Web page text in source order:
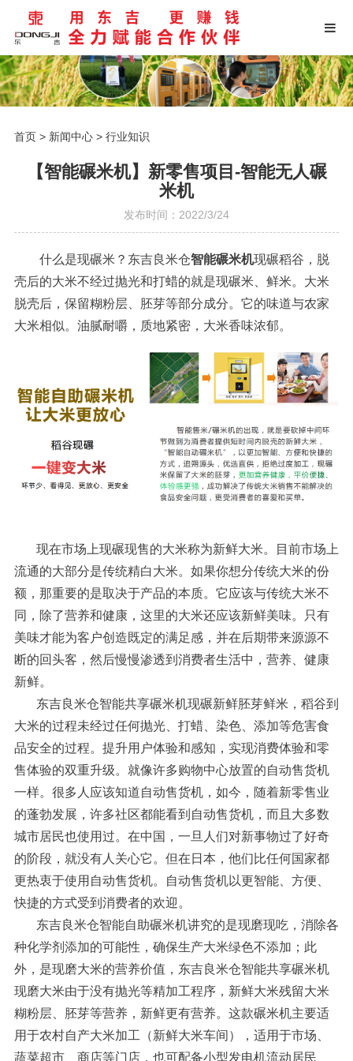
首页> 新闻中心> 行业知识
【智能碾米机】新零售项目-智能无人碾
米机
发布时间：2022/3/24
什么是现碾米？东吉良米仓智能碾米机现碾稻谷，脱
壳后的大米不经过抛光和打蜡的就是现碾米、鲜米。大米
脱壳后，保留糊粉层、胚芽等部分成分。它的味道与农家
大米相似。油腻耐嚼，质地紧密，大米香味浓郁。
现在市场上现碾现售的大米称为新鲜大米。目前市场上
流通的大部分是传统精白大米。如果你想分传统大米的份
额，那重要的是取决于产品的本质。它应该与传统大米不
同，除了营养和健康，这里的大米还应该新鲜美味。只有
美味才能为客户创造既定的满足感，并在后期带来源源不
断的回头客，然后慢慢渗透到消费者生活中，营养、健康
新鲜。
东吉良米仓智能共享碾米机现碾新鲜胚芽鲜米，稻谷到
大米的过程未经过任何抛光、打蜡、染色、添加等危害食
品安全的过程。提升用户体验和感知，实现消费体验和零
售体验的双重升级。就像许多购物中心放置的自动售货机
一样。很多人应该知道自动售货机，如今，随着新零售业
的蓬勃发展，许多社区都能看到自动售货机，而且大多数
城市居民也使用过。在中国，一旦人们对新事物过了好奇
的阶段，就没有人关心它。但在日本，他们比任何国家都
更热衷于使用自动售货机。自动售货机以更智能、方便、
快捷的方式受到消费者的欢迎。
东吉良米仓智能自助碾米机讲究的是现磨现吃，消除各
种化学剂添加的可能性，确保生产大米绿色不添加；此
外，是现磨大米的营养价值，东吉良米仓智能共享碾米机
现磨大米由于没有抛光等精加工程序，新鲜大米残留大米
糊粉层、胚芽等营养，新鲜更有营养。这款碾米机主要适
用于农村自产大米加工（新鲜大米车间），适用于市场、
蔬菜超市、商店等门店，也可配备小型发电机流动居民